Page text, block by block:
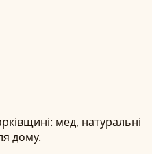
мед, натуральні
дому.